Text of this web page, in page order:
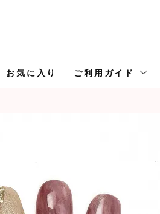
お気に入り ご利用ガイド